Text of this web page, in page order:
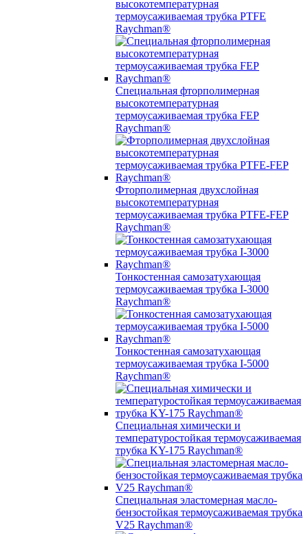
высокотемпературная
термоусаживаемая трубка PTFE
Raychman®
Специальная фторполимерная
высокотемпературная
термоусаживаемая трубка FEP
Raychman®
Фторполимерная двухслойная
высокотемпературная
термоусаживаемая трубка PTFE-FEP
Raychman®
Тонкостенная самозатухающая
термоусаживаемая трубка I-3000
Raychman®
Тонкостенная самозатухающая
термоусаживаемая трубка I-5000
Raychman®
Специальная химически и
температуростойкая термоусаживаемая
трубка KY-175 Raychman®
Специальная эластомерная масло-
бензостойкая термоусаживаемая трубка
V25 Raychman®